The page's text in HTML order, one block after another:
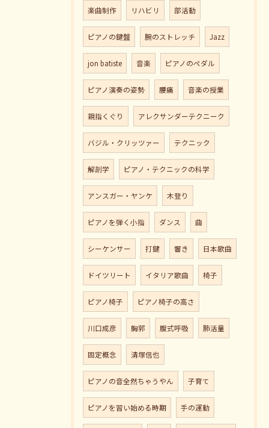
楽曲制作 リハビリ 部活動
ピアノの鍵盤 腕のストレッチ Jazz
jon batiste 音楽 ピアノのペダル
ピアノ演奏の姿勢 腰痛 音楽の授業
親指くぐり アレクサンダーテクニーク
バジル・クリッツァー テクニック
解剖学 ピアノ・テクニックの科学
アンスガー・ヤンケ 木登り
ピアノを弾く小指 ダンス 曲
シーケンサー 打鍵 響き 日本歌曲
ドイツリート イタリア歌曲 椅子
ピアノ椅子 ピアノ椅子の高さ
川口成彦 胸郭 腹式呼吸 肺活量
固定概念 清塚信也
ピアノの音全然ちゃうやん 子育て
ピアノを習い始める時期 手の運動